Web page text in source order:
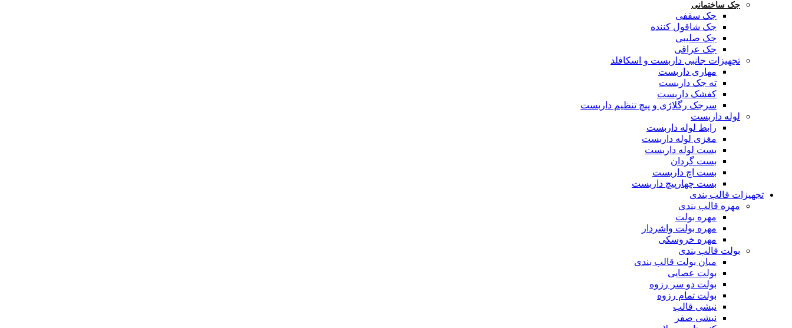
جک ساختمانی
جک سقفی
جک شاقول کننده
جک صلیبی
جک عراقی
تجهیزات جانبی داربست و اسکافلد
مهاری داربست
ته جک داربست
کفشک داربست
سرجک رگلاژی و پیچ تنظیم داربست
لوله داربست
رابط لوله داربست
مغزی لوله داربست
بست لوله داربست
بست گردان
بست اچ داربست
بست چهارپیچ داربست
تجهیزات قالب بندی
مهره قالب بندی
مهره بولت
مهره بولت واشردار
مهره خروسکی
بولت قالب بندی
میان بولت قالب بندی
بولت عصایی
بولت دو سر رزوه
بولت تمام رزوه
نبشی قالب
نبشی صفر